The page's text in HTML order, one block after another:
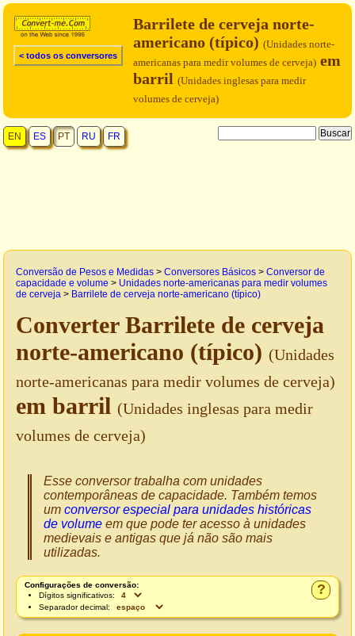
< todos os conversores
Barrilete de cerveja norte-
americano (típico) (Unidades norte-
americanas para medir volumes de cerveja) em
barril (Unidades inglesas para medir
volumes de cerveja)
EN ES PT RU FR
Conversão de Pesos e Medidas > Conversores Básicos > Conversor de
capacidade e volume > Unidades norte-americanas para medir volumes
de cerveja > Barrilete de cerveja norte-americano (típico)
Converter Barrilete de cerveja
norte-americano (típico) (Unidades
norte-americanas para medir volumes de cerveja)
em barril (Unidades inglesas para medir
volumes de cerveja)
Esse conversor trabalha com unidades
contemporâneas de capacidade. Também temos
um conversor especial para unidades históricas
de volume em que pode ter acesso à unidades
medievais e antigas que já não são mais
utilizadas.
?
Configurações de conversão:
Dígitos significativos:
Separador decimal: